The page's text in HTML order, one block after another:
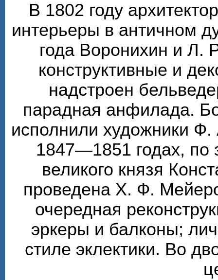
В 1802 году
интерьеры в античном
года Воронихин и Л.
конструктивные и
надстроен
парадная анфилада.
исполнили художники
1847—1851 годах, по
великого князя
проведена Х. Ф.
очередная
эркеры и балконы;
стиле эклектики. Во